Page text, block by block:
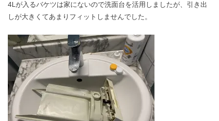
4Lが入るバケツは家にないので洗面台を活用しましたが、引き出
しが大きくてあまりフィットしませんでした。